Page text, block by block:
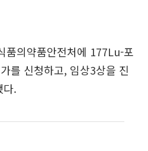
품의약품안전처에 177Lu-포
를 신청하고, 임상3상을 진
다.